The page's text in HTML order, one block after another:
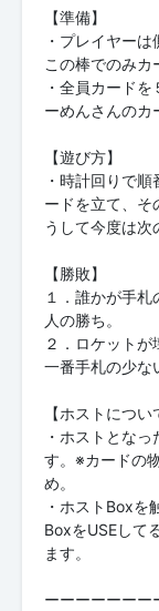
【準備】
・プレイヤー
この棒でのみカ
・全員カード
ーめんさんのカ
【遊び方】
・時計回りで
ードを立て、そ
うして今度は次
【勝敗】
１．誰かが手
人の勝ち。
２．ロケット
一番手札の少な
【ホストについ
・ホストとな
す。※カードの
め。
・ホストBoxを
BoxをUSEして
ます。
ーーーーーーー